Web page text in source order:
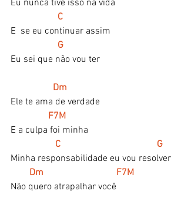
Eu nunca tive isso na vida
C
E  se eu continuar assim
G
Eu sei que não vou ter
Dm
Ele te ama de verdade
   F7M
E a culpa foi minha
  C                                         G
Minha responsabilidade eu vou resolver
Dm                               F7M
Não quero atrapalhar você